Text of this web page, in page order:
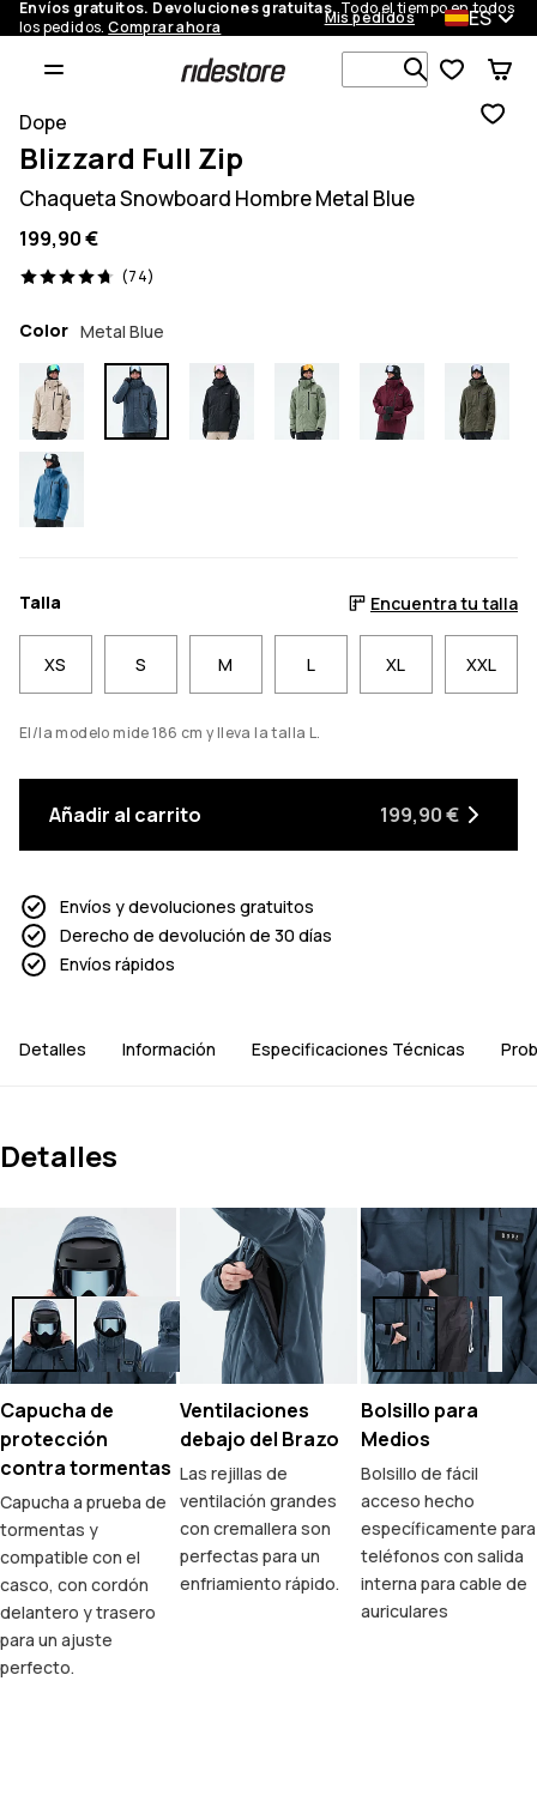
Envíos gratuitos. Devoluciones gratuitas.Todo el tiempo en todos
los pedidos.Comprar ahora Mis pedidos ES
Busca en
Dope
Blizzard Full Zip
Chaqueta Snowboard Hombre Metal Blue
199,90 €
(74)
74 opiniones, 4.7/5
Color Metal Blue
Talla Encuentra tu talla
XS S M L XL XXL
El/la modelo mide 186 cm y lleva la talla L.
Añadir al carrito 199,90 €
Envíos y devoluciones gratuitos
Derecho de devolución de 30 días
Envíos rápidos
Detalles Información Especificaciones Técnicas
Detalles
Capucha de
protección
contra tormentas
Capucha a prueba de
tormentas y
compatible con el
casco, con cordón
delantero y trasero
para un ajuste
perfecto.
Ventilaciones
debajo del Brazo
Las rejillas de
ventilación grandes
con cremallera son
perfectas para un
enfriamiento rápido.
Bolsillo para
Medios
Bolsillo de fácil
acceso hecho
específicamente para
teléfonos con salida
interna para cable de
auriculares